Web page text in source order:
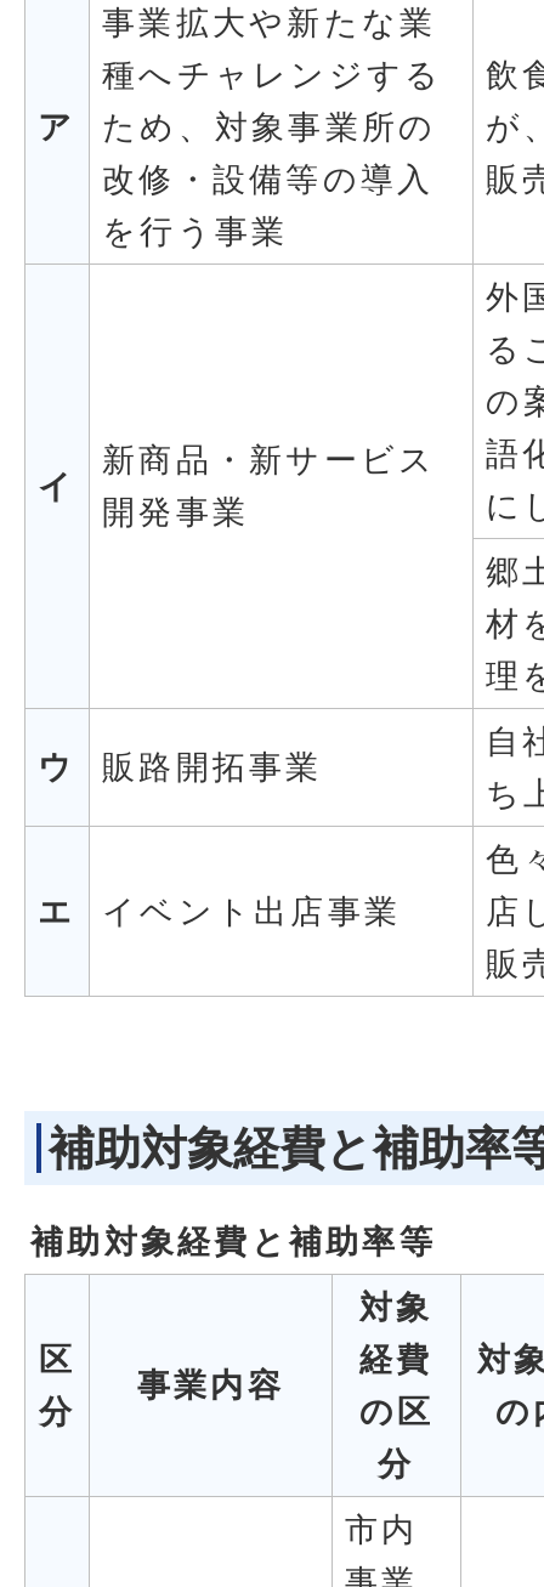
ア
事業拡大や新たな業
種へチャレンジする
ため、対象事業所の
改修・設備等の導入
を行う事業
飲
が
販
イ
新商品・新サービス
開発事業
外
る
の
語
に
郷
材
理
ウ 販路開拓事業
自
ち
エ イベント出店事業
色
店
販
補助対象経費と補助率
補助対象経費と補助率等
区
分
事業内容
対象
経費
の区
分
対
の
市内